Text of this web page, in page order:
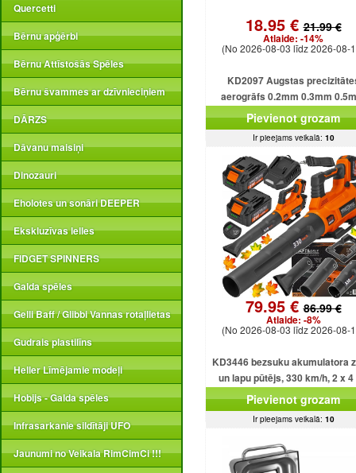
Quercetti
Bērnu apģērbi
Bērnu Attīstošās Spēles
Bērnu švammes ar dzīvnieciņiem
DĀRZS
Dāvanu maisiņi
Dinozauri
Eholotes un sonāri DEEPER
Ekskluzīvas lelles
FIDGET SPINNERS
Galda spēles
Gelli Baff / Glibbi Vannas rotaļlietas
Gudrais plastilīns
Heller Līmējamie modeļi
Hobijs - Galda spēles
Infrasarkanie sildītāji UFO
Jaunumi no Veikala RimCimCi !!!
18.95 €21.99 €
Atlaide: -14%
(No 2026-08-03 līdz 2026-08-
KD2097 Augstas
aerogrāfs 0.2mm 0.3mm
Pievienot grozam
Ir pieejams veikalā: 10
79.95 €86.99 €
Atlaide: -8%
(No 2026-08-03 līdz 2026-08-
KD3446 bezsuku akumulatora
un lapu pūtējs, 330 km/h, 2 x 4
akumulatori.
Pievienot grozam
Ir pieejams veikalā: 10